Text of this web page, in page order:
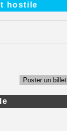
hostile
Poster un billet